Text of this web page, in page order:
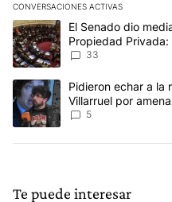
CONVERSACIONES ACTIVAS
Este listado muestra los
Un artículo de tendencia con
El Senado dio
Propiedad
Ley del Manejo del
33
Un artículo de tendencia con
Pidieron echar a la
Villarruel por
5